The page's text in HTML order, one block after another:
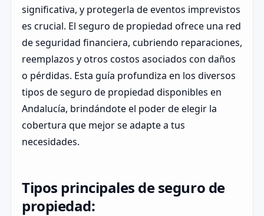
significativa, y protegerla de eventos imprevistos
es crucial. El seguro de propiedad ofrece una red
de seguridad financiera, cubriendo reparaciones,
reemplazos y otros costos asociados con daños
o pérdidas. Esta guía profundiza en los diversos
tipos de seguro de propiedad disponibles en
Andalucía, brindándote el poder de elegir la
cobertura que mejor se adapte a tus
necesidades.
Tipos principales de seguro de
propiedad: